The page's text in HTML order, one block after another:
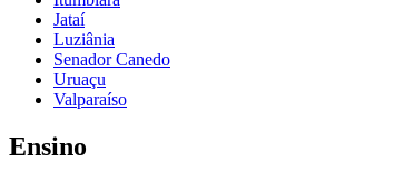
Jataí
Luziânia
Senador Canedo
Uruaçu
Valparaíso
Ensino